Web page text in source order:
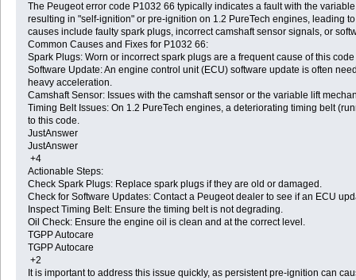
The Peugeot error code P1032 66 typically indicates a fault with the
resulting in "self-ignition" or pre-ignition on 1.2 PureTech engines, leading
causes include faulty spark plugs, incorrect camshaft sensor signals, or
Common Causes and Fixes for P1032 66:
Spark Plugs: Worn or incorrect spark plugs are a frequent cause of this
Software Update: An engine control unit (ECU) software update is often
heavy acceleration.
Camshaft Sensor: Issues with the camshaft sensor or the variable lift
Timing Belt Issues: On 1.2 PureTech engines, a deteriorating timing belt
to this code.
JustAnswer
JustAnswer
+4
Actionable Steps:
Check Spark Plugs: Replace spark plugs if they are old or damaged.
Check for Software Updates: Contact a Peugeot dealer to see if an ECU
Inspect Timing Belt: Ensure the timing belt is not degrading.
Oil Check: Ensure the engine oil is clean and at the correct level.
TGPP Autocare
TGPP Autocare
+2
It is important to address this issue quickly, as persistent pre-ignition can